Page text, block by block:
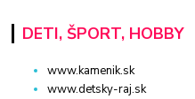
DETI, ŠPORT, HOBBY
www.kamenik.sk
www.detsky-raj.sk